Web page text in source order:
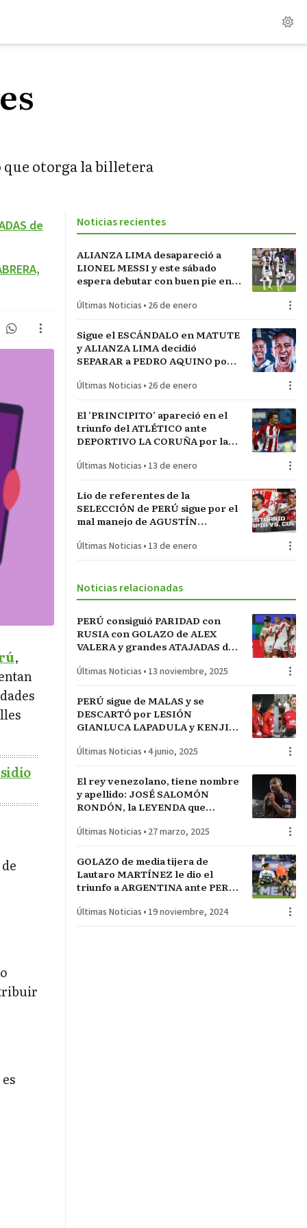
que otorga la billetera
de
,
Noticias recientes
ALIANZA LIMA desapareció a
LIONEL MESSI y este sábado
espera debutar con buen pie en
Últimas Noticias • 26 de enero
Sigue el ESCÁNDALO en MATUTE
y ALIANZA LIMA decidió
SEPARAR a PEDRO AQUINO por
MONTEVIDEO
Últimas Noticias • 26 de enero
El ‘PRINCIPITO’ apareció en el
triunfo del ATLÉTICO ante
DEPORTIVO LA CORUÑA por la
Últimas Noticias • 13 de enero
Lío de referentes de la
SELECCIÓN de PERÚ sigue por el
mal manejo de AGUSTÍN
FEDERACIÓN PERUANA de
Últimas Noticias • 13 de enero
Noticias relacionadas
PERÚ consiguió PARIDAD con
RUSIA con GOLAZO de ALEX
VALERA y grandes ATAJADAS de
BLOOPER
Últimas Noticias • 13 noviembre, 2025
PERÚ sigue de MALAS y se
DESCARTÓ por LESIÓN
GIANLUCA LAPADULA y KENJI
urgencia MAXLOREN CASTRO
Últimas Noticias •4 junio, 2025
El rey venezolano, tiene nombre
y apellido: JOSÉ SALOMÓN
RONDÓN, la LEYENDA que
MUNDIALISTA a la VINOTINTO
Últimas Noticias • 27 marzo, 2025
GOLAZO de media tijera de
Lautaro MARTÍNEZ le dio el
triunfo a ARGENTINA ante PERÚ.
ranking FIFA y el ‘TORO’ logró su
Últimas Noticias • 19 noviembre, 2024